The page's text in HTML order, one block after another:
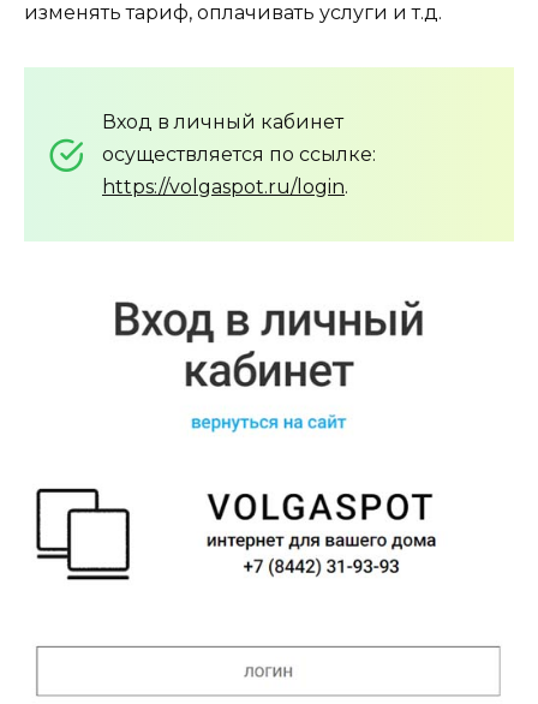
изменять тариф, оплачивать услуги и т.д.
Вход в личный кабинет
осуществляется по ссылке:
https://volgaspot.ru/login.